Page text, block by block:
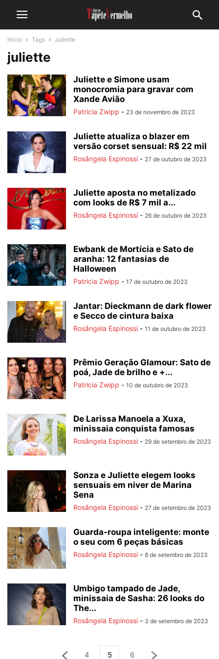
Início Tags Juliette
juliette
Juliette e Simone usam
monocromia para gravar com
Xande Avião
Patricia Zwipp - 23 de novembro de 2023
Juliette atualiza o blazer em
versão corset sensual: R$ 22 mil
Rosângela Espinossi - 27 de outubro de 2023
Juliette aposta no metalizado
com looks de R$ 7 mil a...
Rosângela Espinossi - 26 de outubro de 2023
Ewbank de Mortícia e Sato de
aranha: 12 fantasias de
Halloween
Patricia Zwipp - 17 de outubro de 2023
Jantar: Dieckmann de dark flower
e Secco de cintura baixa
Rosângela Espinossi - 11 de outubro de 2023
Prêmio Geração Glamour: Sato de
poá, Jade de brilho e +...
Patricia Zwipp - 10 de outubro de 2023
De Larissa Manoela a Xuxa,
minissaia conquista famosas
Rosângela Espinossi - 29 de setembro de 2023
Sonza e Juliette elegem looks
sensuais em niver de Marina
Sena
Rosângela Espinossi - 27 de setembro de 2023
Guarda-roupa inteligente: monte
o seu com 6 peças básicas
Rosângela Espinossi - 8 de setembro de 2023
Umbigo tampado de Jade,
minissaia de Sasha: 26 looks do
The...
Rosângela Espinossi - 3 de setembro de 2023
4 5 6